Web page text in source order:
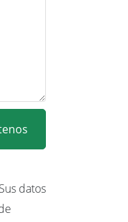
datos